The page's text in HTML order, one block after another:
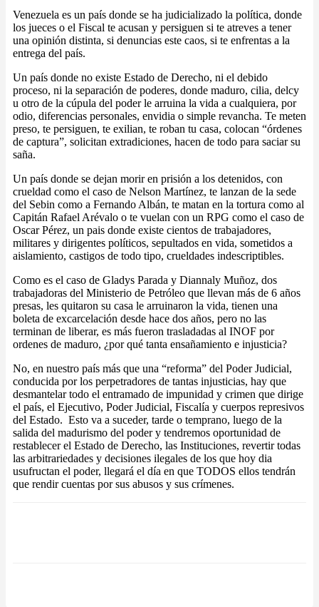
Venezuela es un país donde se ha judicializado la política, donde
los jueces o el Fiscal te acusan y persiguen si te atreves a tener
una opinión distinta, si denuncias este caos, si te enfrentas a la
entrega del país.
Un país donde no existe Estado de Derecho, ni el debido
proceso, ni la separación de poderes, donde maduro, cilia, delcy
u otro de la cúpula del poder le arruina la vida a cualquiera, por
odio, diferencias personales, envidia o simple revancha. Te meten
preso, te persiguen, te exilian, te roban tu casa, colocan “órdenes
de captura”, solicitan extradiciones, hacen de todo para saciar su
saña.
Un país donde se dejan morir en prisión a los detenidos, con
crueldad como el caso de Nelson Martínez, te lanzan de la sede
del Sebin como a Fernando Albán, te matan en la tortura como al
Capitán Rafael Arévalo o te vuelan con un RPG como el caso de
Oscar Pérez, un pais donde existe cientos de trabajadores,
militares y dirigentes políticos, sepultados en vida, sometidos a
aislamiento, castigos de todo tipo, crueldades indescriptibles.
Como es el caso de Gladys Parada y Diannaly Muñoz, dos
trabajadoras del Ministerio de Petróleo que llevan más de 6 años
presas, les quitaron su casa le arruinaron la vida, tienen una
boleta de excarcelación desde hace dos años, pero no las
terminan de liberar, es más fueron trasladadas al INOF por
ordenes de maduro, ¿por qué tanta ensañamiento e injusticia?
No, en nuestro país más que una “reforma” del Poder Judicial,
conducida por los perpetradores de tantas injusticias, hay que
desmantelar todo el entramado de impunidad y crimen que dirige
el país, el Ejecutivo, Poder Judicial, Fiscalía y cuerpos represivos
del Estado. Esto va a suceder, tarde o temprano, luego de la
salida del madurismo del poder y tendremos oportunidad de
restablecer el Estado de Derecho, las Instituciones, revertir todas
las arbitrariedades y decisiones ilegales de los que hoy dia
usufructan el poder, llegará el día en que TODOS ellos tendrán
que rendir cuentas por sus abusos y sus crímenes.